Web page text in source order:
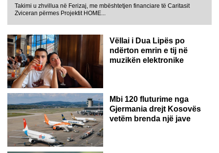
Takimi u zhvillua në Ferizaj, me mbështetjen financiare të Caritasit
Zviceran përmes Projektit HOME...
Vëllai i Dua Lipës po
ndërton emrin e tij në
muzikën elektronike
GJERMANI
Mbi 120 fluturime nga
Gjermania drejt Kosovës
vetëm brenda një jave